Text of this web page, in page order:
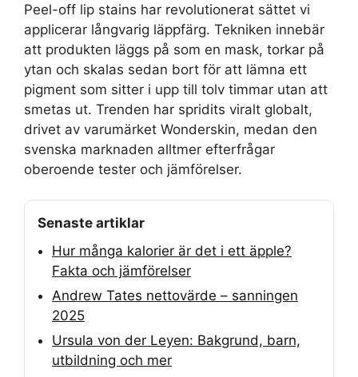
Peel-off lip stains har revolutionerat sättet vi
applicerar långvarig läppfärg. Tekniken innebär
att produkten läggs på som en mask, torkar på
ytan och skalas sedan bort för att lämna ett
pigment som sitter i upp till tolv timmar utan att
smetas ut. Trenden har spridits viralt globalt,
drivet av varumärket Wonderskin, medan den
svenska marknaden alltmer efterfrågar
oberoende tester och jämförelser.
Senaste artiklar
Hur många kalorier är det i ett äpple?
Fakta och jämförelser
Andrew Tates nettovärde – sanningen
2025
Ursula von der Leyen: Bakgrund, barn,
utbildning och mer